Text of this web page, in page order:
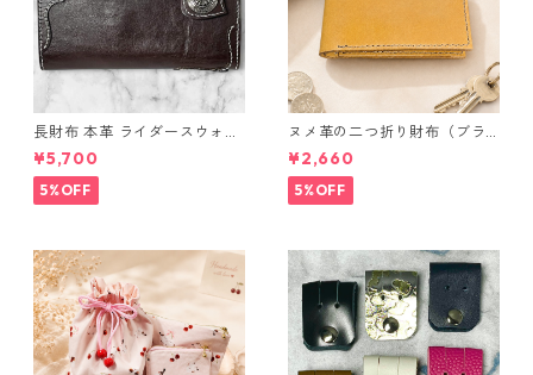
長財布 本革 ライダースウォレ
ット 国産 ヌメ革 ブラウン バ
ングラデシュ l175 レザー 革財
布 ハンドメイド 経年変化
¥5,700
5%OFF
ヌメ革の二つ折り財布（ブラ
ウン系）
¥2,660
5%OFF